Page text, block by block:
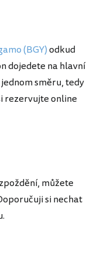
(BGY)odkud
dojedete na hlavní
směru, tedy
rezervujte online
můžete
si nechat